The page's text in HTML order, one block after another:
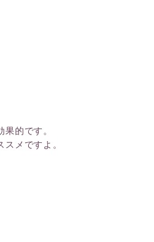
的です。
メですよ。